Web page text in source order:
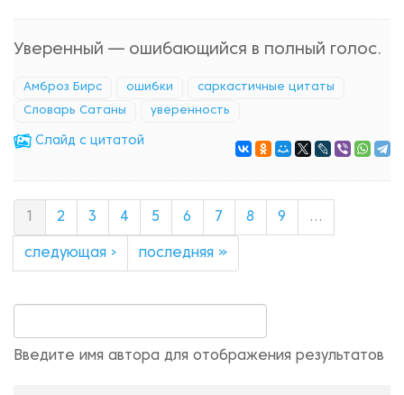
Уверенный — ошибающийся в полный голос.
Амброз Бирс ошибки саркастичные цитаты
Словарь Сатаны уверенность
Cлайд с цитатой
2 3 4 5 6 7 8 9 …
следующая › последняя »
Введите имя автора для отображения результатов